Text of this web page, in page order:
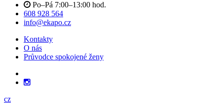
Po–Pá 7:00–13:00 hod.
608 928 564
info@ekapo.cz
Kontakty
O nás
Průvodce spokojené ženy
cz